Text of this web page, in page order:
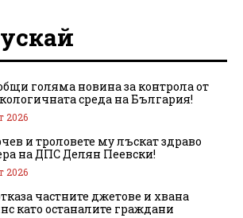
голяма новина за контрола от
среда на България!
2026
и троловете му лъскат здраво
на ДПС Делян Пеевски!
2026
частните джетове и хвана
като останалите граждани